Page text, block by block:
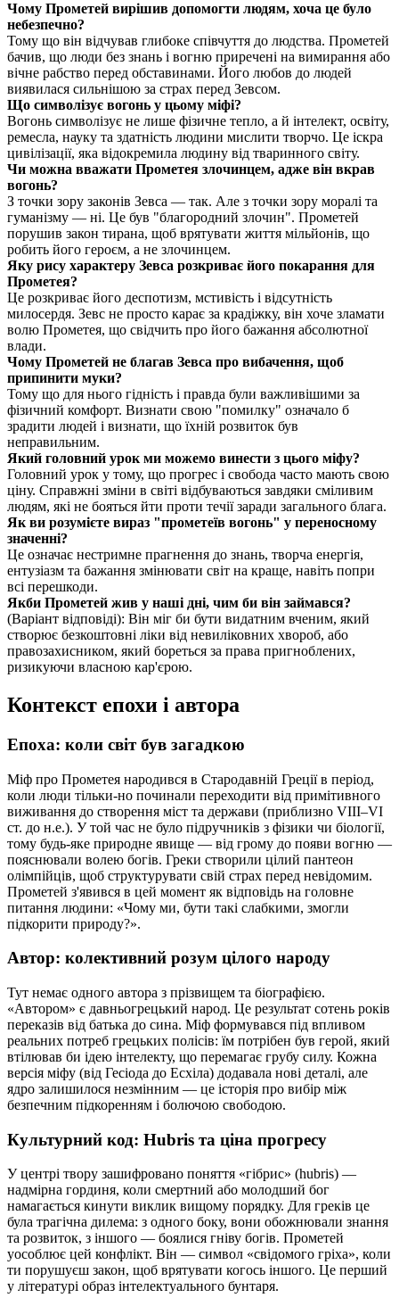
Чому Прометей вирішив допомогти людям, хоча це було
небезпечно?
Тому що він відчував глибоке співчуття до людства. Прометей
бачив, що люди без знань і вогню приречені на вимирання або
вічне рабство перед обставинами. Його любов до людей
виявилася сильнішою за страх перед Зевсом.
Що символізує вогонь у цьому міфі?
Вогонь символізує не лише фізичне тепло, а й інтелект, освіту,
ремесла, науку та здатність людини мислити творчо. Це іскра
цивілізації, яка відокремила людину від тваринного світу.
Чи можна вважати Прометея злочинцем, адже він вкрав
вогонь?
З точки зору законів Зевса — так. Але з точки зору моралі та
гуманізму — ні. Це був "благородний злочин". Прометей
порушив закон тирана, щоб врятувати життя мільйонів, що
робить його героєм, а не злочинцем.
Яку рису характеру Зевса розкриває його покарання для
Прометея?
Це розкриває його деспотизм, мстивість і відсутність
милосердя. Зевс не просто карає за крадіжку, він хоче зламати
волю Прометея, що свідчить про його бажання абсолютної
влади.
Чому Прометей не благав Зевса про вибачення, щоб
припинити муки?
Тому що для нього гідність і правда були важливішими за
фізичний комфорт. Визнати свою "помилку" означало б
зрадити людей і визнати, що їхній розвиток був
неправильним.
Який головний урок ми можемо винести з цього міфу?
Головний урок у тому, що прогрес і свобода часто мають свою
ціну. Справжні зміни в світі відбуваються завдяки сміливим
людям, які не бояться йти проти течії заради загального блага.
Як ви розумієте вираз "прометеїв вогонь" у переносному
значенні?
Це означає нестримне прагнення до знань, творча енергія,
ентузіазм та бажання змінювати світ на краще, навіть попри
всі перешкоди.
Якби Прометей жив у наші дні, чим би він займався?
(Варіант відповіді): Він міг би бути видатним вченим, який
створює безкоштовні ліки від невиліковних хвороб, або
правозахисником, який бореться за права пригноблених,
ризикуючи власною кар'єрою.
Контекст епохи і автора
Епоха: коли світ був загадкою
Міф про Прометея народився в Стародавній Греції в період,
коли люди тільки-но починали переходити від примітивного
виживання до створення міст та держави (приблизно VIII–VI
ст. до н.е.). У той час не було підручників з фізики чи біології,
тому будь-яке природне явище — від грому до появи вогню —
пояснювали волею богів. Греки створили цілий пантеон
олімпійців, щоб структурувати свій страх перед невідомим.
Прометей з'явився в цей момент як відповідь на головне
питання людини: «Чому ми, бути такі слабкими, змогли
підкорити природу?».
Автор: колективний розум цілого народу
Тут немає одного автора з прізвищем та біографією.
«Автором» є давньогрецький народ. Це результат сотень років
переказів від батька до сина. Міф формувався під впливом
реальних потреб грецьких полісів: їм потрібен був герой, який
втілював би ідею інтелекту, що перемагає грубу силу. Кожна
версія міфу (від Гесіода до Есхіла) додавала нові деталі, але
ядро залишилося незмінним — це історія про вибір між
безпечним підкоренням і болючою свободою.
Культурний код: Hubris та ціна прогресу
У центрі твору зашифровано поняття «гібрис» (hubris) —
надмірна гординя, коли смертний або молодший бог
намагається кинути виклик вищому порядку. Для греків це
була трагічна дилема: з одного боку, вони обожнювали знання
та розвиток, з іншого — боялися гніву богів. Прометей
уособлює цей конфлікт. Він — символ «свідомого гріха», коли
ти порушуєш закон, щоб врятувати когось іншого. Це перший
у літературі образ інтелектуального бунтаря.